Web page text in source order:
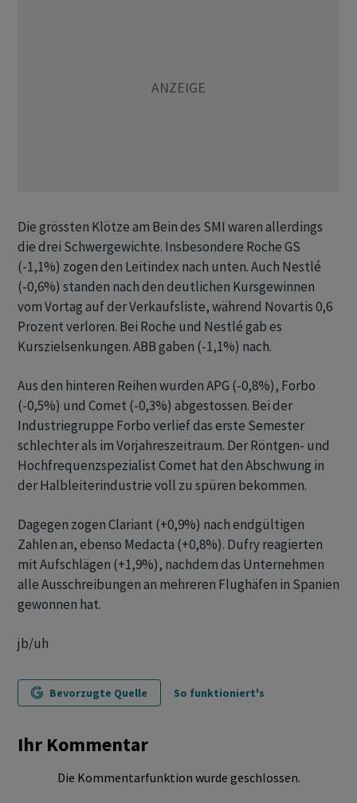
Die grössten Klötze am Bein des SMI waren allerdings
die drei Schwergewichte. Insbesondere Roche GS
(-1,1%) zogen den Leitindex nach unten. Auch Nestlé
(-0,6%) standen nach den deutlichen Kursgewinnen
vom Vortag auf der Verkaufsliste, während Novartis 0,6
Prozent verloren. Bei Roche und Nestlé gab es
Kurszielsenkungen. ABB gaben (-1,1%) nach.
Aus den hinteren Reihen wurden APG (-0,8%), Forbo
(-0,5%) und Comet (-0,3%) abgestossen. Bei der
Industriegruppe Forbo verlief das erste Semester
schlechter als im Vorjahreszeitraum. Der Röntgen- und
Hochfrequenzspezialist Comet hat den Abschwung in
der Halbleiterindustrie voll zu spüren bekommen.
Dagegen zogen Clariant (+0,9%) nach endgültigen
Zahlen an, ebenso Medacta (+0,8%). Dufry reagierten
mit Aufschlägen (+1,9%), nachdem das Unternehmen
alle Ausschreibungen an mehreren Flughäfen in Spanien
gewonnen hat.
jb/uh
Bevorzugte Quelle So funktioniert's
Ihr Kommentar
Die Kommentarfunktion wurde geschlossen.